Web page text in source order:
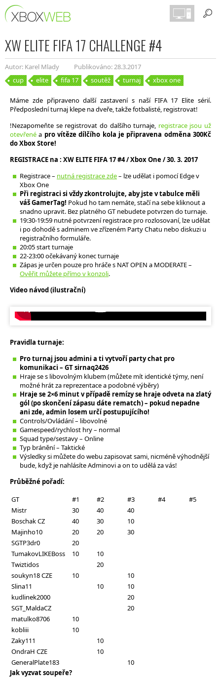
XW ELITE FIFA 17 CHALLENGE #4
Autor: Karel Mlady
Publikováno: 28.3.2017
cup
elite fifa 17 soutěž turnaj xbox one
Máme zde připraveno další zastavení s naší FIFA 17 Elite sérií.
Předposlední turnaj klepe na dveře, takže fotbalisté, registrovat!
!Nezapomeňte se registrovat do dalšího turnaje, registrace jsou už
otevřené a pro vítěze dílčího kola je připravena odměna 300Kč
do Xbox Store!
REGISTRACE na : XW ELITE FIFA 17 #4 / Xbox One / 30. 3. 2017
Registrace – nutná registrace zde– lze udělat i pomocí Edge v
Xbox One
Při registraci si vždy zkontrolujte, aby jste v tabulce měli
váš GamerTag! Pokud ho tam nemáte, stačí na sebe kliknout a
snadno upravit. Bez platného GT nebudete potvrzen do turnaje.
19:30-19:59 nutné potvrzení registrace pro rozlosovaní, lze udělat
i po dohodě s adminem ve zřízeném Party Chatu nebo diskuzi u
registračního formuláře.
20:05 start turnaje
22-23:00 očekávaný konec turnaje
Zápas je určen pouze pro hráče s NAT OPEN a MODERATE –
Ověřit můžete přímo v konzoli.
Video návod (ilustrační)
Pravidla turnaje:
Pro turnaj jsou admini a ti vytvoří party chat pro
komunikaci – GT sirnaq2426
Hraje se s libovolným klubem (můžete mít identické týmy, není
možné hrát za reprezentace a podobné výběry)
Hraje se 2×6 minut v případě remízy se hraje odveta na zlatý
gól (po skončení zápasu dáte rematch) – pokud nepadne
ani zde, admin losem určí postupujícího!
Controls/Ovládání – libovolné
Gamespeed/rychlost hry – normal
Squad type/sestavy – Online
Typ bránění – Taktické
Výsledky si můžete do webu zapisovat sami, nicméně výhodnější
bude, když je nahlásíte Adminovi a on to udělá za vás!
Průběžné pořadí:
GT
#1 #2 #3 #4 #5
Mistr
30 40 40
Boschak CZ
40 30 10
Majinho10
20 20 30
SGTP3dr0
20
TumakovLIKEBoss
10 10
Twiztidos
20
soukyn18 CZE
10 10
Slina11
10 10
kudlinek2000
20
SGT_MaldaCZ
20
matulko8706
10
kobliii
10
Zaky111
10
OndraH CZE
10
GeneralPlate183
10
Jak vyzvat soupeře?